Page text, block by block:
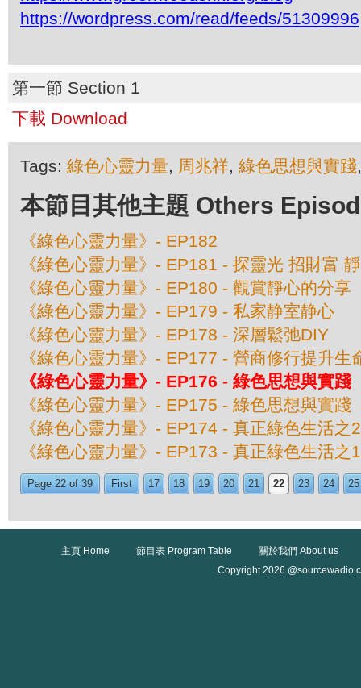
https://wordpress.com/read/feeds/51309996
第一節 Section 1
下載 Download
Tags: 綠色心靈力量, 周兆祥, 綠色思想與實踐
本節目其他主題 Others
《綠色心靈力量》- EP182
《綠色心靈力量》- EP181 - 探靈光 招財富
《綠色心靈力量》- EP180 - 觀賞靜心的分享
《綠色心靈力量》- EP179 - 私家静室静心
《綠色心靈力量》- EP178 - 深層鬆弛DIY
《綠色心靈力量》- EP177 - 營商修行提升生
《綠色心靈力量》- EP176 - 綠色思想與實踐
《綠色心靈力量》- EP175 - 綠色思想與實踐
《綠色心靈力量》- EP174 - 真正綠色生活之
《綠色心靈力量》- EP173 - 真正綠色生活之
Page 22 of 39 First 17 18 19 20 21 22 23 24 25
主頁 Home 節目表 Program Table
關於我們 About us
Copyright 2026